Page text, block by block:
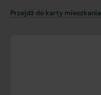
Przejdź do karty mieszkania